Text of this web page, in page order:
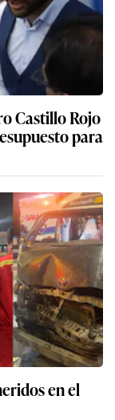
Castillo Rojo
para
en el